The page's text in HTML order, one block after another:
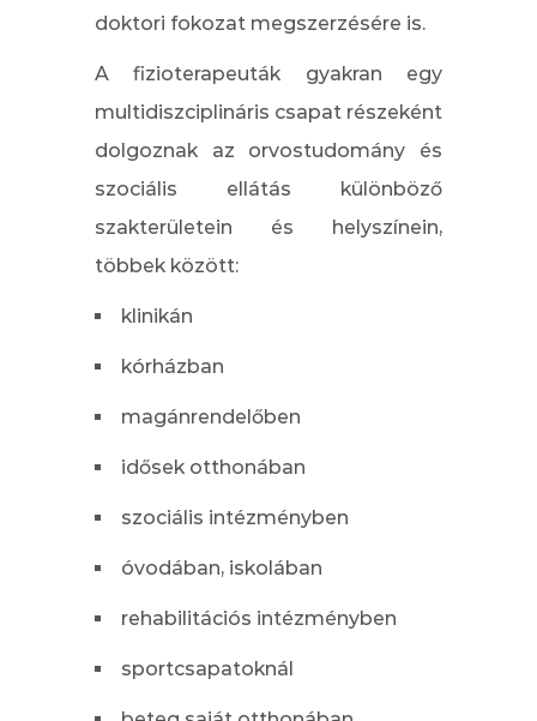
doktori fokozat megszerzésére is.
A fizioterapeuták gyakran egy
multidiszciplináris csapat részeként
dolgoznak az orvostudomány és
szociális ellátás különböző
szakterületein és helyszínein,
többek között:
klinikán
kórházban
magánrendelőben
idősek otthonában
szociális intézményben
óvodában, iskolában
rehabilitációs intézményben
sportcsapatoknál